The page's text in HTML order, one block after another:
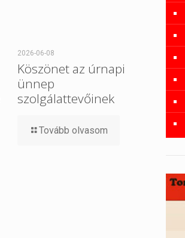
2026-06-08
Köszönet az úrnapi
ünnep
szolgálattevőinek
Tovább olvasom